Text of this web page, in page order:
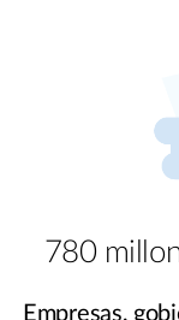
780
Empresas,